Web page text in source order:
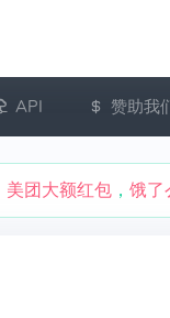
API 赞助我
美团大额红包， 饿了